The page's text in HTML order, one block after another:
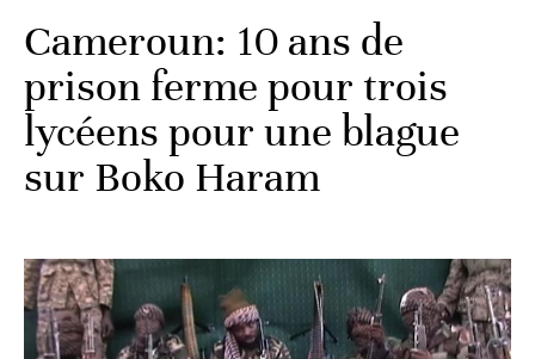
Cameroun: 10 ans de
prison ferme pour trois
lycéens pour une blague
sur Boko Haram